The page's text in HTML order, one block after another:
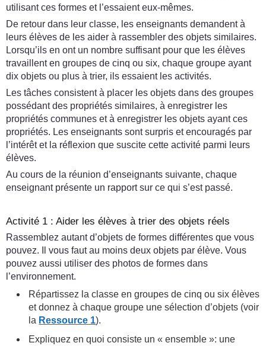
utilisant ces formes et l’essaient eux-mêmes.
De retour dans leur classe, les enseignants demandent à
leurs élèves de les aider à rassembler des objets similaires.
Lorsqu’ils en ont un nombre suffisant pour que les élèves
travaillent en groupes de cinq ou six, chaque groupe ayant
dix objets ou plus à trier, ils essaient les activités.
Les tâches consistent à placer les objets dans des groupes
possédant des propriétés similaires, à enregistrer les
propriétés communes et à enregistrer les objets ayant ces
propriétés. Les enseignants sont surpris et encouragés par
l’intérêt et la réflexion que suscite cette activité parmi leurs
élèves.
Au cours de la réunion d’enseignants suivante, chaque
enseignant présente un rapport sur ce qui s’est passé.
Activité 1 : Aider les élèves à trier des objets réels
Rassemblez autant d’objets de formes différentes que vous
pouvez. Il vous faut au moins deux objets par élève. Vous
pouvez aussi utiliser des photos de formes dans
l’environnement.
Répartissez la classe en groupes de cinq ou six élèves
et donnez à chaque groupe une sélection d’objets (voir
la Ressource 1).
Expliquez en quoi consiste un « ensemble »: une